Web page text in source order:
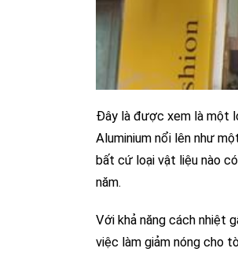
Đây là được xem là một
Aluminium nổi lên như
bất cứ loại vật liệu nào
năm.
Với khả năng cách nhiệt
việc làm giảm nóng cho